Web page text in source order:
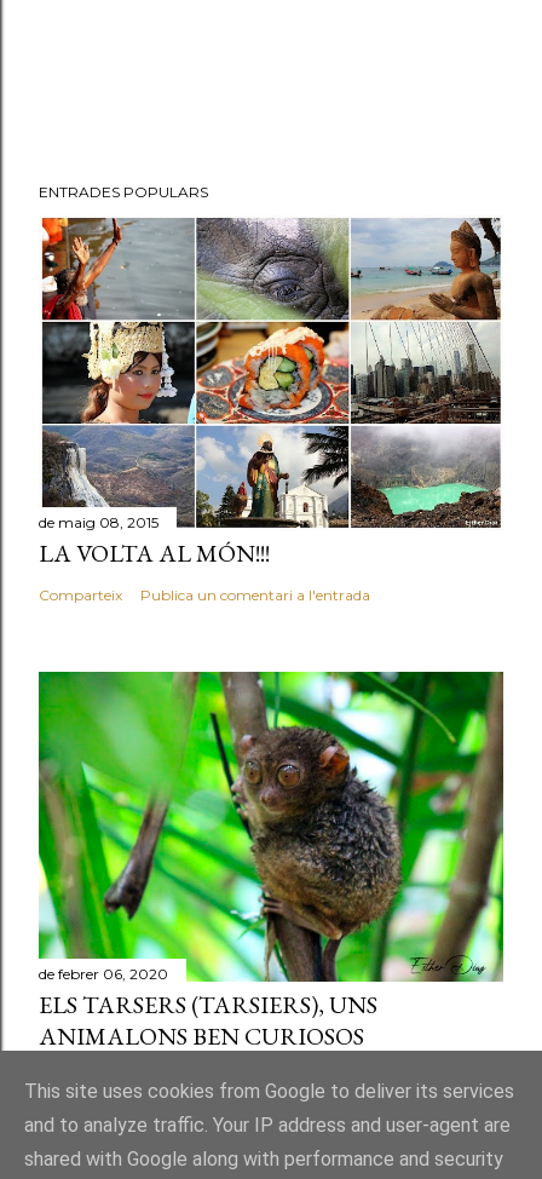
ENTRADES POPULARS
de maig 08, 2015
LA VOLTA AL MÓN!!!
Comparteix Publica un comentari a l'entrada
de febrer 06, 2020
ELS TARSERS (TARSIERS), UNS
ANIMALONS BEN CURIOSOS
This site uses cookies from Google to deliver its services
and to analyze traffic. Your IP address and user-agent are
shared with Google along with performance and security